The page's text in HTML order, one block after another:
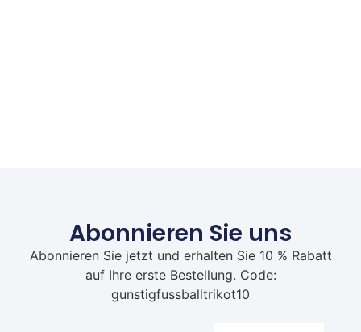
Abonnieren Sie uns
Abonnieren Sie jetzt und erhalten Sie 10 % Rabatt
auf Ihre erste Bestellung. Code:
gunstigfussballtrikot10